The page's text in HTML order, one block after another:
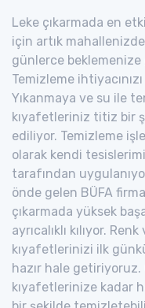
Leke çıkarmada en
için artık
günlerce beklemenize
Temizleme
Yıkanmaya ve su ile
kıyafetleriniz titiz bir
ediliyor. Temizleme
olarak kendi
tarafından
önde gelen BÜFA
çıkarmada yüksek
ayrıcalıklı kılıyor.
kıyafetlerinizi ilk
hazır hale getiriyoruz.
kıyafetlerinize kadar